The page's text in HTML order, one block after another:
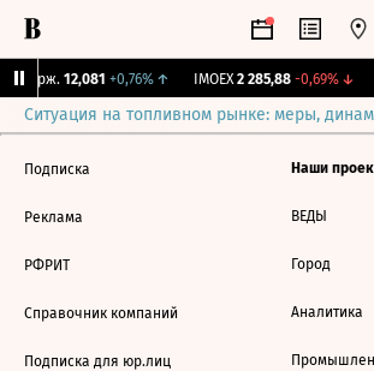
Бирж. 12,081 +0,76%↑ IMOEX 2 285,88 -0,69%↓
Ситуация на топливном рынке: меры,
Подписка
Реклама
РФРИТ
Справочник компаний
Подписка для юр.лиц
Наши
ВЕДЫ
Город
Аналитика